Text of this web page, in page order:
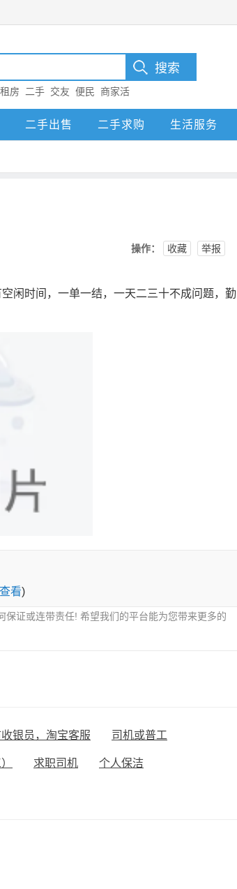
租房 二手 交友 便民
商家活
二手出售 二手求购 生活服务
操作： 收藏 举报
闲时间，一单一结，一天二三十不成问题，勤
看)
证或连带责任! 希望我们的平台能为您带来更多的
银员，淘宝客服 司机或普工
求职司机 个人保洁